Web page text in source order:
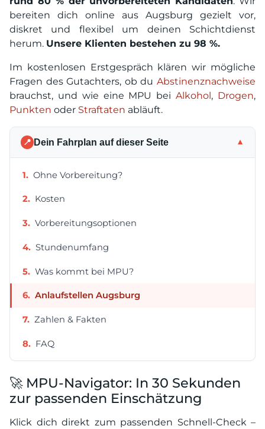
bereiten dich online aus Augsburg gezielt vor,
diskret und flexibel um deinen Schichtdienst
herum. Unsere Klienten bestehen zu 98 %.
Im kostenlosen Erstgespräch klären wir mögliche
Fragen des Gutachters, ob du Abstinenznachweise
brauchst, und wie eine MPU beiAlkohol, Drogen,
Punkten oder Straftaten abläuft.
📍 Dein Fahrplan auf dieser Seite ▼
Ohne Vorbereitung?
Kosten
Vorbereitungsoptionen
Stundenumfang
Was kommt bei MPU?
Anlaufstellen Augsburg
Zahlen & Fakten
FAQ
🚀 MPU-Navigator: In 30 Sekunden
zur passenden Einschätzung
Klick dich direkt zum passenden Schnell-Check –